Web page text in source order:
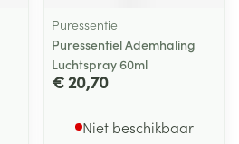
Puressentiel
Puressentiel Ademhaling
Luchtspray 60ml
€ 20,70
Niet beschikbaar